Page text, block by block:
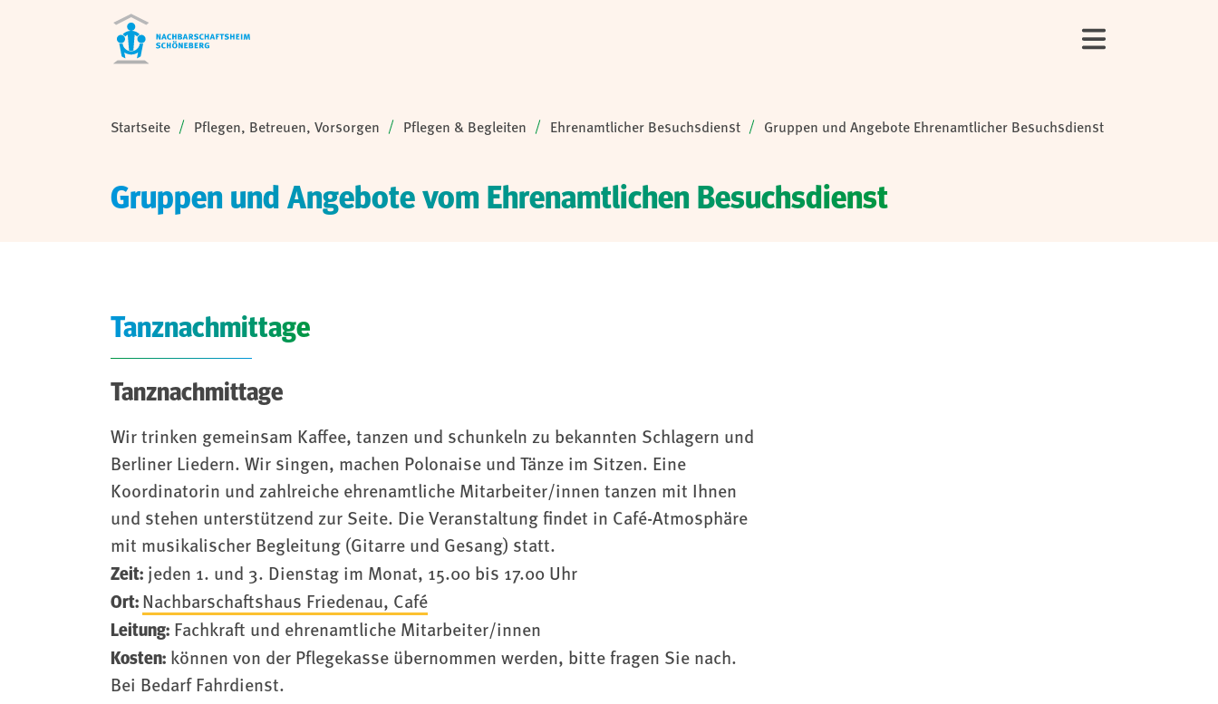
Sie sind hier:
Startseite Pflegen, Betreuen, Vorsorgen Pflegen & Begleiten Ehrenamtlicher Besuchsdienst Gruppen und Angebote Ehrenamtlicher Besuchsdienst
Gruppen und Angebote vom Ehrenamtlichen Besuchsdienst
Tanznachmittage
Tanznachmittage
Wir trinken gemeinsam Kaffee, tanzen und schunkeln zu bekannten Schlagern und
Berliner Liedern. Wir singen, machen Polonaise und Tänze im Sitzen. Eine
Koordinatorin und zahlreiche ehrenamtliche Mitarbeiter/innen tanzen mit Ihnen
und stehen unterstützend zur Seite. Die Veranstaltung findet in Café-Atmosphäre
mit musikalischer Begleitung (Gitarre und Gesang) statt.
Zeit: jeden 1. und 3. Dienstag im Monat, 15.00 bis 17.00 Uhr
Ort: Nachbarschaftshaus Friedenau, Café
Leitung: Fachkraft und ehrenamtliche Mitarbeiter/innen
Kosten: können von der Pflegekasse übernommen werden, bitte fragen Sie nach.
Bei Bedarf Fahrdienst.